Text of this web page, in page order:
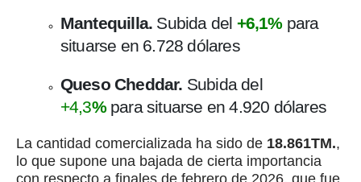
Mantequilla. Subida del +6,1%para
situarse en 6.728 dólares
Queso Cheddar. Subida del
+4,3% para situarse en 4.920 dólares
La cantidad comercializada ha sido de 18.861TM.,
lo que supone una bajada de cierta importancia
con respecto a finales de febrero de 2026, que fue